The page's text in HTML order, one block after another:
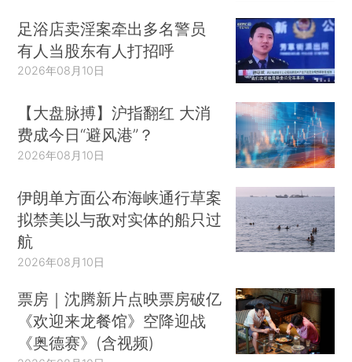
足浴店卖淫案牵出多名警员
有人当股东有人打招呼
2026年08月10日
【大盘脉搏】沪指翻红 大消
费成今日“避风港”？
2026年08月10日
伊朗单方面公布海峡通行草案
拟禁美以与敌对实体的船只过
航
2026年08月10日
票房｜沈腾新片点映票房破亿
《欢迎来龙餐馆》空降迎战
《奥德赛》(含视频)